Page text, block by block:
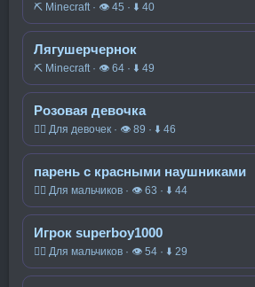
⛏️ Minecraft · 👁 45 · ⬇ 40
Лягушерчернок
⛏️ Minecraft · 👁 64 · ⬇ 49
Розовая девочка
🧍‍♀️ Для девочек · 👁 89 · ⬇ 46
парень с красными наушниками
🧍‍♂️ Для мальчиков · 👁 63 · ⬇ 44
Игрок superboy1000
🧍‍♂️ Для мальчиков · 👁 54 · ⬇ 29